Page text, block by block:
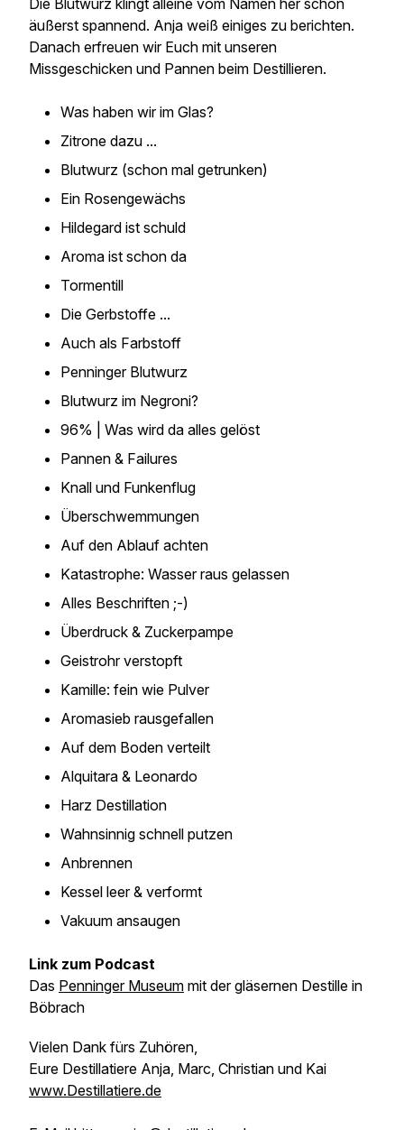
Die Blutwurz klingt alleine vom Namen her schon
äußerst spannend. Anja weiß einiges zu berichten.
Danach erfreuen wir Euch mit unseren
Missgeschicken und Pannen beim Destillieren.
Was haben wir im Glas?
Zitrone dazu ...
Blutwurz (schon mal getrunken)
Ein Rosengewächs
Hildegard ist schuld
Aroma ist schon da
Tormentill
Die Gerbstoffe ...
Auch als Farbstoff
Penninger Blutwurz
Blutwurz im Negroni?
96% | Was wird da alles gelöst
Pannen & Failures
Knall und Funkenflug
Überschwemmungen
Auf den Ablauf achten
Katastrophe: Wasser raus gelassen
Alles Beschriften ;-)
Überdruck & Zuckerpampe
Geistrohr verstopft
Kamille: fein wie Pulver
Aromasieb rausgefallen
Auf dem Boden verteilt
Alquitara & Leonardo
Harz Destillation
Wahnsinnig schnell putzen
Anbrennen
Kessel leer & verformt
Vakuum ansaugen
Link zum Podcast
Das Penninger Museum mit der gläsernen Destille in
Böbrach
Vielen Dank fürs Zuhören,
Eure Destillatiere Anja, Marc, Christian und Kai
www.Destillatiere.de